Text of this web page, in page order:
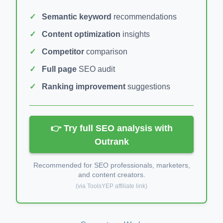
Semantic keyword recommendations
Content optimization insights
Competitor comparison
Full page SEO audit
Ranking improvement suggestions
👉 Try full SEO analysis with
Outrank
Recommended for SEO professionals, marketers,
and content creators.
(via ToolsYEP affiliate link)